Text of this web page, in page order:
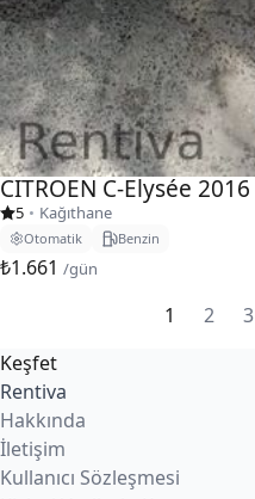
CITROEN C-Elysée 2016
5 • Kağıthane
Otomatik Benzin
₺1.661 /gün
1 2 3
Keşfet
Rentiva
Hakkında
İletişim
Kullanıcı Sözleşmesi